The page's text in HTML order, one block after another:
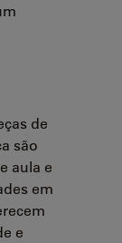
de
são
aula e
em
e